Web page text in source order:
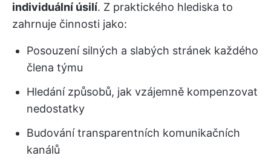
individuální úsilí. Z praktického hlediska to
zahrnuje činnosti jako:
Posouzení silných a slabých stránek každého
člena týmu
Hledání způsobů, jak vzájemně kompenzovat
nedostatky
Budování transparentních komunikačních
kanálů